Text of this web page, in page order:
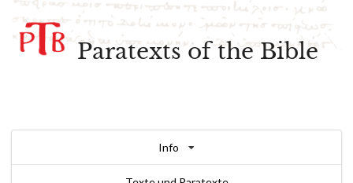
Paratexts of the Bible
Info